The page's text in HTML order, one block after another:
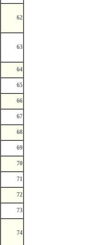
62
63
64
65
66
67
68
69
70
71
72
73
74